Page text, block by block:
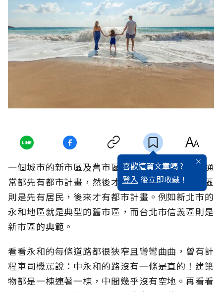
喜歡這篇文章嗎 ?
登入 後立即收藏 !
一個城市的新市區及舊市區，最大差別是新市區通
常都先有都市計畫，然後才有居民進駐，而舊市區
則是先有居民，後來才有都市計畫。例如新北市的
永和地區就是典型的舊市區，而台北市信義區則是
新市區的典範。
看看永和的每條道路都很狹窄且彎彎曲曲，曾有計
程車司機罵說：中永和的路沒有一條是直的！建築
物都是一棟連著一棟，中間幾乎沒有空地。再看看